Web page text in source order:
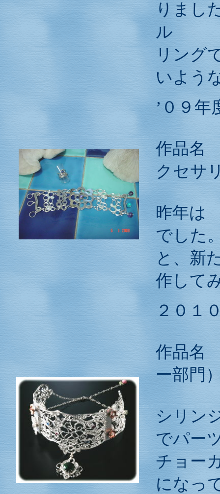
りまし
ル
リング
いよう
’０９
作品
クセサ
昨年は
でした
と、新
作して
２０１
作品
ー部門
シリン
でパー
チョー
になっ